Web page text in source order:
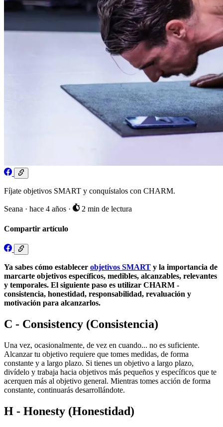
Fíjate objetivos SMART y conquístalos con CHARM.
Seana · hace 4 años · 2 min de lectura
Compartir artículo
Ya sabes cómo establecer objetivos SMART y la importancia de
marcarte objetivos específicos, medibles, alcanzables, relevantes
y temporales. El siguiente paso es utilizar CHARM -
consistencia, honestidad, responsabilidad, revaluación y
motivación para alcanzarlos.
C - Consistency (Consistencia)
Una vez, ocasionalmente, de vez en cuando... no es suficiente.
Alcanzar tu objetivo requiere que tomes medidas, de forma
constante y a largo plazo. Si tienes un objetivo a largo plazo,
divídelo y trabaja hacia objetivos más pequeños y específicos que te
acerquen más al objetivo general. Mientras tomes acción de forma
constante, continuarás desarrollándote.
H - Honesty (Honestidad)